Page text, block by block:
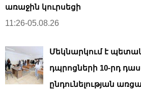
առաջին կուրսեցի
11:26-05.08.26
Մեկնարկում է
դպրոցների 10-րդ
ընդունելության